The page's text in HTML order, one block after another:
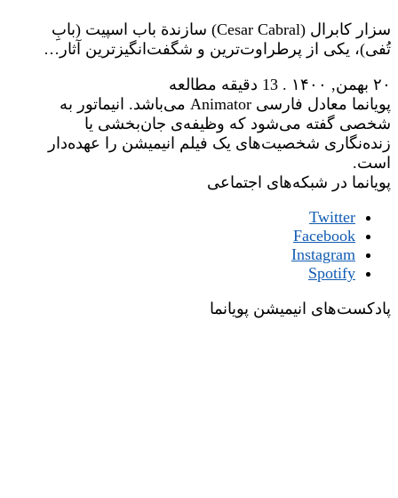
سزار کابرال (Cesar Cabral) سازندة باب اسپیت (بابِ
تُفی)، یکی از پرطراوت‌ترین و شگفت‌انگیزترین آثار…
۲۰ بهمن, ۱۴۰۰
. 13 دقیقه مطالعه
پویانما معادل فارسی Animator می‌باشد. انیماتور به
شخصی گفته می‌شود که وظیفه‌ی جان‌بخشی یا
زنده‌نگاری شخصیت‌های یک فیلم انیمیشن را عهده‌دار
است.
پویانما در شبکه‌های اجتماعی
Twitter
Facebook
Instagram
Spotify
پادکست‌های انیمیشن پویانما